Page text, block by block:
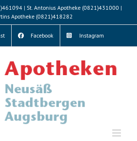
| St. Antonius Apotheke (0821)431000 |
Apotheke (0821)418282
Facebook Instagram